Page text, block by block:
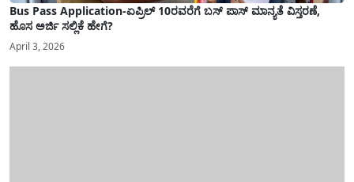
Bus Pass Application-ಏಪ್ರಿಲ್ 10ರವರೆಗೆ ಬಸ್ ಪಾಸ್ ಮಾನ್ಯತೆ ವಿಸ್ತರಣೆ,
ಹೊಸ ಅರ್ಜಿ ಸಲ್ಲಿಕೆ ಹೇಗೆ?
April 3, 2026